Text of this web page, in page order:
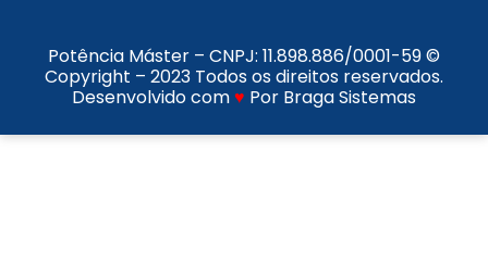
Potência Máster – CNPJ: 11.898.886/0001-59©
Copyright – 2023 Todos os direitos reservados.
Desenvolvido com♥ Por Braga Sistemas